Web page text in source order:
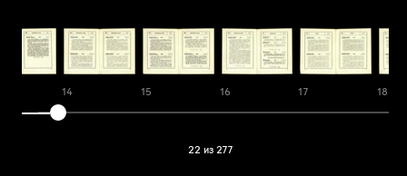
14 15 16 17 18
22 из 277